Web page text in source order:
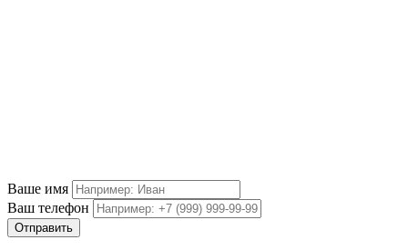
Ваше имя
Ваш телефон